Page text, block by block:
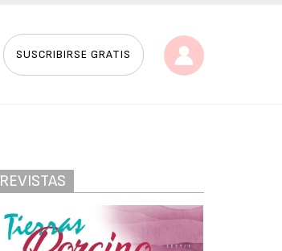
SUSCRIBIRSE GRATIS
REVISTAS